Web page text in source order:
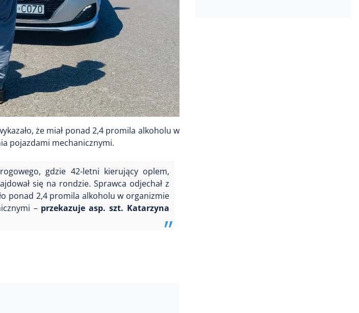
że miał ponad 2,4 promila alkoholu w
pojazdami mechanicznymi.
gdzie 42-letni kierujący oplem,
się na rondzie. Sprawca odjechał z
ponad 2,4 promila alkoholu w organizmie
– przekazuje asp. szt. Katarzyna